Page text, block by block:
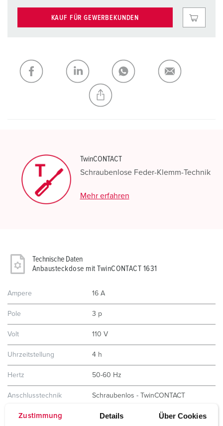
Zustimmung Details Über Cookies
KAUF FÜR GEWERBEKUNDEN
TwinCONTACT
Schraubenlose Feder-Klemm-Technik
Mehr erfahren
Technische Daten
Anbausteckdose mit TwinCONTACT 1631
Ampere 16 A
Pole 3 p
Volt 110 V
Uhrzeitstellung 4 h
Hertz 50-60 Hz
Anschlusstechnik Schraubenlos - TwinCONTACT
Kontakt standard